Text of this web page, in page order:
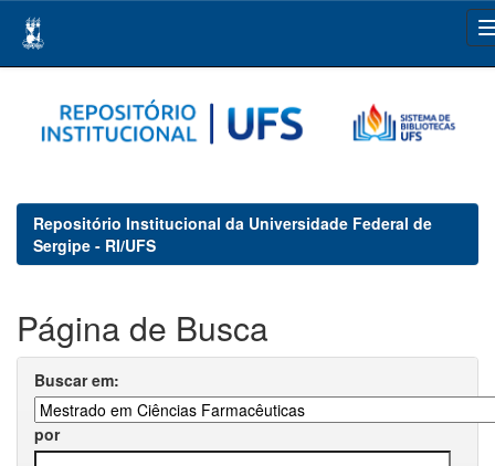
navigation
Repositório Institucional da Universidade Federal de
Sergipe - RI/UFS
Página de Busca
Buscar em:
por